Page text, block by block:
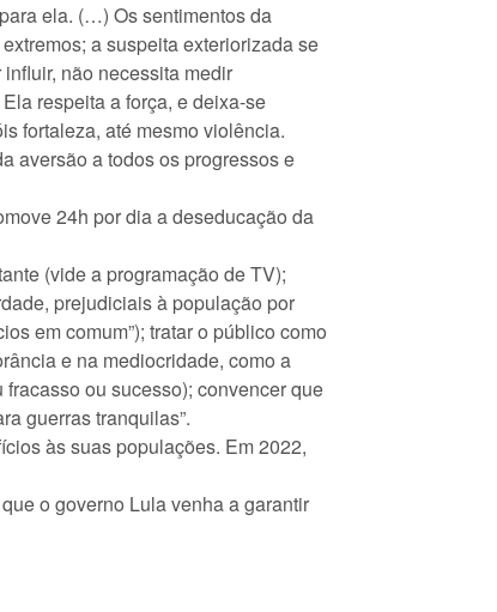
ela. (…) Os sentimentos da
a suspeita exteriorizada se
não necessita medir
respeita a força, e deixa-se
fortaleza, até mesmo violência.
aversão a todos os progressos e
24h por dia a deseducação da
(vide a programação de TV);
prejudiciais à população por
em comum”); tratar o público como
e na mediocridade, como a
ou sucesso); convencer que
guerras tranquilas”.
às suas populações. Em 2022,
o governo Lula venha a garantir